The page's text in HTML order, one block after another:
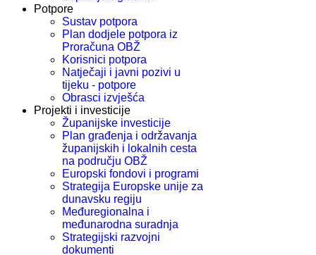
Potpore
Sustav potpora
Plan dodjele potpora iz
Proračuna OBŽ
Korisnici potpora
Natječaji i javni pozivi u
tijeku - potpore
Obrasci izvješća
Projekti i investicije
Županijske investicije
Plan građenja i održavanja
županijskih i lokalnih cesta
na području OBŽ
Europski fondovi i programi
Strategija Europske unije za
dunavsku regiju
Međuregionalna i
međunarodna suradnja
Strategijski razvojni
dokumenti